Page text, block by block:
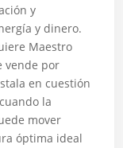
y
y dinero.
Maestro
vende por
en cuestión
la
mover
óptima ideal